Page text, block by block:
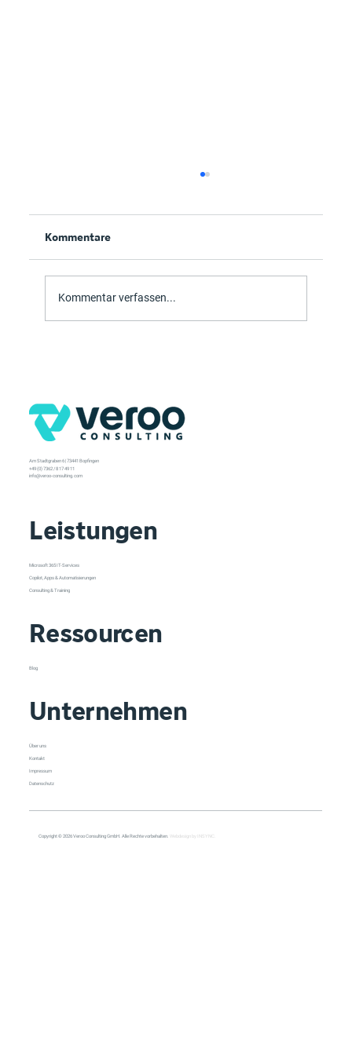
10 Tipps für das neue Outlook
Kommentare
Kommentar verfassen...
Copyright © 2026 Veroo Consulting GmbH. Alle Rechte vorbehalten. Webdesign by INSYNC.
Leistungen
Microsoft 365 IT-Services
Copilot, Apps & Automatisierungen
Consulting & Training
Unternehmen
Über uns
Kontakt
Impressum
Datenschutz
Ressourcen
Blog
Am Stadtgraben 6 | 73441 Bopfingen
+49 (0) 7362 / 8 17 49 11
info@veroo-consulting.com